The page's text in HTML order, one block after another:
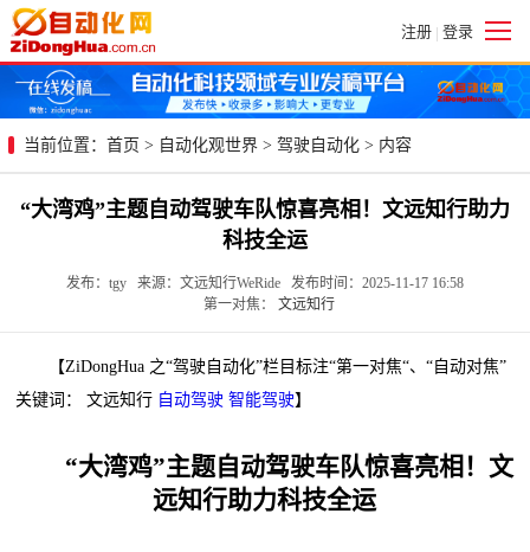
注册 | 登录
当前位置： 首页 > 自动化观世界 > 驾驶自动化 > 内容
“大湾鸡”主题自动驾驶车队惊喜亮相！文远知行助力
科技全运
发布：tgy 来源：文远知行WeRide 发布时间：2025-11-17 16:58
第一对焦： 文远知行
【ZiDongHua 之“驾驶自动化”栏目标注“第一对焦“、“自动对焦”
关键词： 文远知行 自动驾驶 智能驾驶】
“大湾鸡”主题自动驾驶车队惊喜亮相！文
远知行助力科技全运